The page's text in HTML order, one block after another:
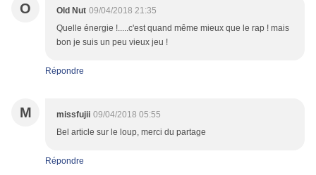
O Old Nut 09/04/2018 21:35
Quelle énergie !.....c'est quand même mieux que le rap ! mais
bon je suis un peu vieux jeu !
Répondre
M missfujii 09/04/2018 05:55
Bel article sur le loup, merci du partage
Répondre